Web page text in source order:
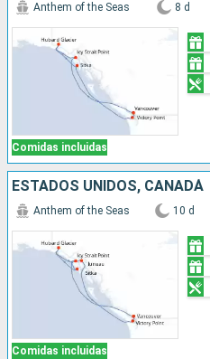
Comidas incluidas
Anthem of the Seas 8 d
ESTADOS UNIDOS, CANADÁ
Comidas incluidas
Anthem of the Seas 10 d